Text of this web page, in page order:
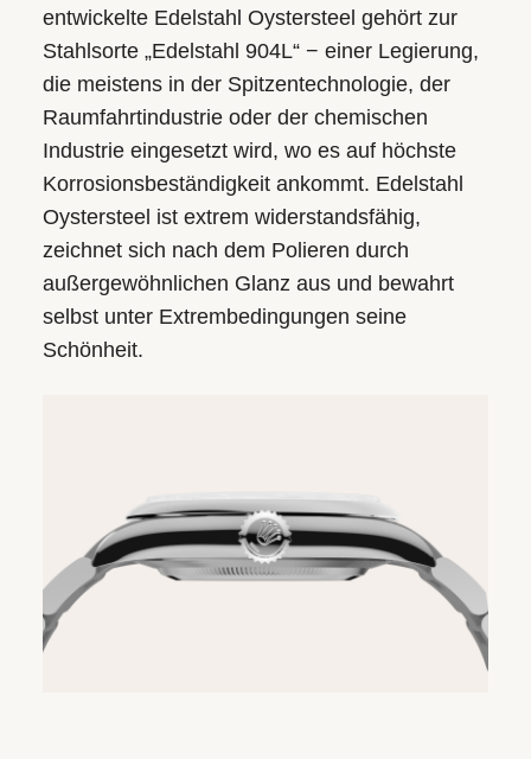
entwickelte Edelstahl Oystersteel gehört zur
Stahlsorte „Edelstahl 904L“ − einer Legierung,
die meistens in der Spitzen­technologie, der
Raumfahrt­industrie oder der chemischen
Industrie eingesetzt wird, wo es auf höchste
Korrosions­beständigkeit ankommt. Edelstahl
Oystersteel ist extrem widerstandsfähig,
zeichnet sich nach dem Polieren durch
außergewöhnlichen Glanz aus und bewahrt
selbst unter Extrem­bedingungen seine
Schönheit.